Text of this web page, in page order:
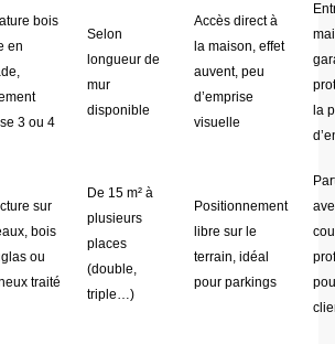
bois
en
3 ou 4
Selon
longueur de
mur
disponible
Accès direct à
la maison, effet
auvent, peu
d’emprise
visuelle
la
sur
bois
ou
traité
De 15 m² à
plusieurs
places
(double,
triple…)
Positionnement
libre sur le
terrain, idéal
pour parkings